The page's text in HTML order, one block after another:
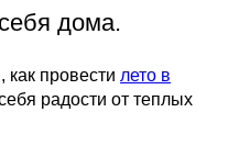
дома.
как провести лето в
радости от теплых